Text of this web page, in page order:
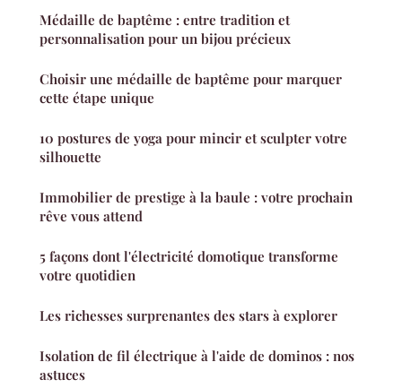
Médaille de baptême : entre tradition et
personnalisation pour un bijou précieux
Choisir une médaille de baptême pour marquer
cette étape unique
10 postures de yoga pour mincir et sculpter votre
silhouette
Immobilier de prestige à la baule : votre prochain
rêve vous attend
5 façons dont l'électricité domotique transforme
votre quotidien
Les richesses surprenantes des stars à explorer
Isolation de fil électrique à l'aide de dominos : nos
astuces